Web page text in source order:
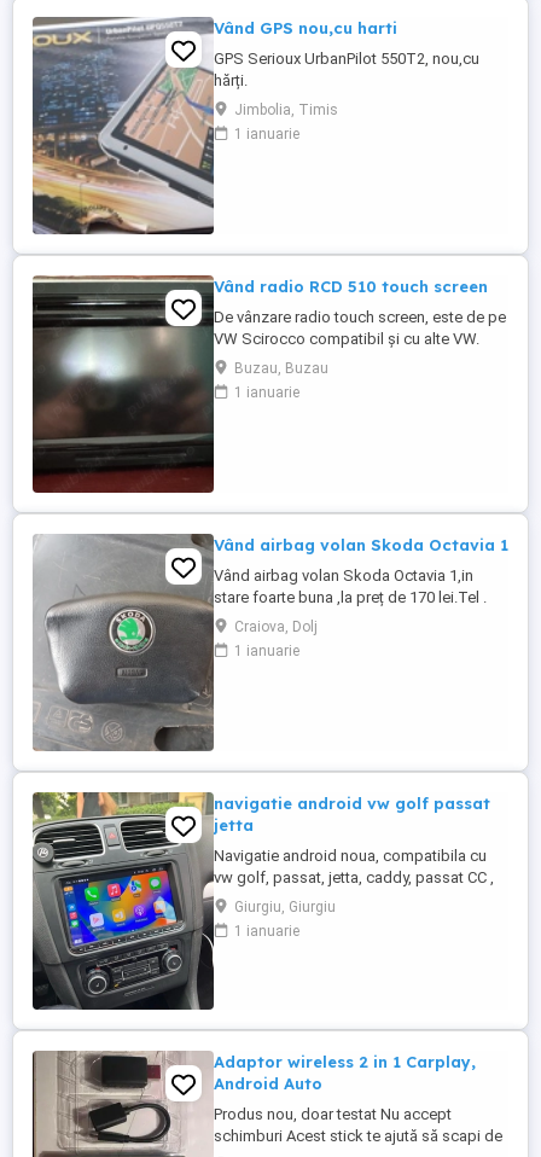
Vând GPS nou,cu harti
GPS Serioux UrbanPilot 550T2, nou,cu
hărți.
Jimbolia, Timis
1 ianuarie
Vând radio RCD 510 touch screen
De vânzare radio touch screen, este de pe
VW Scirocco compatibil și cu alte VW.
Este în stare perfectă de funcționare!
Motivul vânzării este ca mi-am cumpărat
navigație CarPlay Preț USOR NEGOCIABIL!!
Buzau, Buzau
1 ianuarie
Vând airbag volan Skoda Octavia 1
Vând airbag volan Skoda Octavia 1,in
stare foarte buna ,la preț de 170 lei.Tel .
Craiova, Dolj
1 ianuarie
navigatie android vw golf passat
jetta
Navigatie android noua, compatibila cu
vw golf, passat, jetta, caddy, passat CC ,
etc Android cu carplay , Bluetooth, WiFi ,
ce se montează ușor, fără modificări tăieri
ale bordului, fără rame adaptoare. se
Giurgiu, Giurgiu
1 ianuarie
Adaptor wireless 2 in 1 Carplay,
Android Auto
Produs nou, doar testat Nu accept
schimburi Acest stick te ajută să scapi de